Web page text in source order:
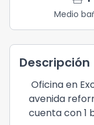
Medio
Descripción
Oficina en
avenida
cuenta con 1